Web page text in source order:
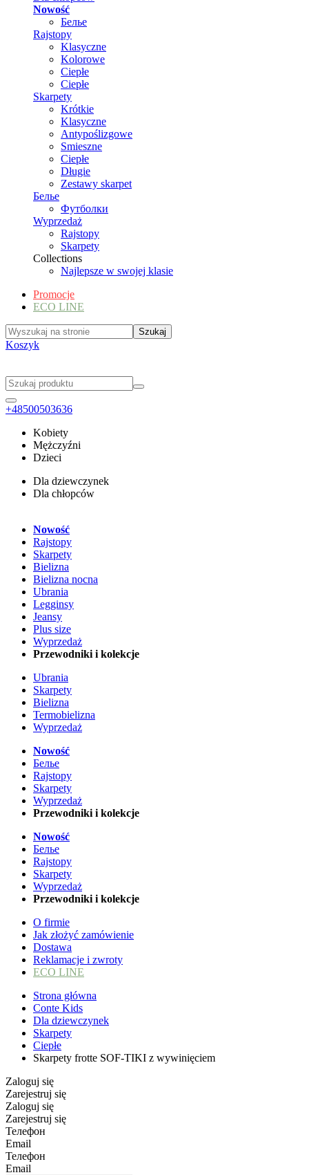
Nowość
Белье
Rajstopy
Klasyczne
Kolorowe
Ciepłe
Ciepłe
Skarpety
Krótkie
Klasyczne
Antypoślizgowe
Smieszne
Ciepłe
Długie
Zestawy skarpet
Белье
Футболки
Wyprzedaż
Rajstopy
Skarpety
Collections
Najlepsze w swojej klasie
Promocje
ECO LINE
Koszyk
+48500503636
Kobiety
Mężczyźni
Dzieci
Dla dziewczynek
Dla chłopców
Nowość
Rajstopy
Skarpety
Bielizna
Bielizna nocna
Ubrania
Legginsy
Jeansy
Plus size
Wyprzedaż
Przewodniki i kolekcje
Ubrania
Skarpety
Bielizna
Termobielizna
Wyprzedaż
Nowość
Белье
Rajstopy
Skarpety
Wyprzedaż
Przewodniki i kolekcje
Nowość
Белье
Rajstopy
Skarpety
Wyprzedaż
Przewodniki i kolekcje
O firmie
Jak złożyć zamówienie
Dostawa
Reklamacje i zwroty
ECO LINE
Strona główna
Conte Kids
Dla dziewczynek
Skarpety
Ciepłe
Skarpety frotte SOF-TIKI z wywinięciem
Zaloguj się
Zarejestruj się
Zaloguj się
Zarejestruj się
Телефон
Email
Телефон
Email